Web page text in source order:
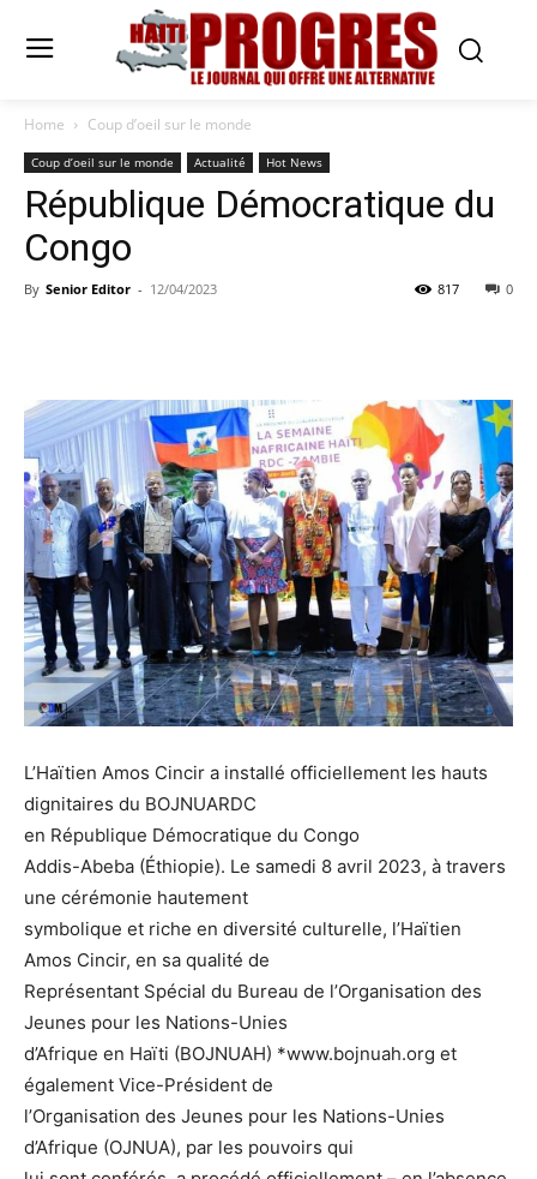
Home Coup d’oeil sur le monde
Coup d’oeil sur le monde Actualité Hot News
République Démocratique du
Congo
By Senior Editor - 12/04/2023 0
817
L’Haïtien Amos Cincir a installé officiellement les hauts
dignitaires du BOJNUARDC
en République Démocratique du Congo
Addis-Abeba (Éthiopie). Le samedi 8 avril 2023, à travers
une cérémonie hautement
symbolique et riche en diversité culturelle, l’Haïtien
Amos Cincir, en sa qualité de
Représentant Spécial du Bureau de l’Organisation des
Jeunes pour les Nations-Unies
d’Afrique en Haïti (BOJNUAH) *www.bojnuah.org et
également Vice-Président de
l’Organisation des Jeunes pour les Nations-Unies
d’Afrique (OJNUA), par les pouvoirs qui